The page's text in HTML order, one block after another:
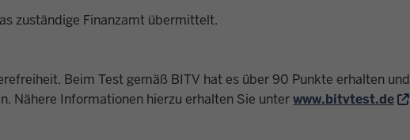
zuständige Finanzamt übermittelt.
Beim Test gemäß BITV hat es über 90 Punkte erhalten und
Nähere Informationen hierzu erhalten Sie unterwww.bitvtest.de